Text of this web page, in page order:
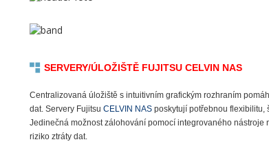
SERVERY/ÚLOŽIŠTĚ FUJITSU CELVIN NAS
Centralizovaná úložiště s intuitivním grafickým rozhraním
dat. Servery Fujitsu CELVIN NAS poskytují potřebnou flexibilitu,
Jedinečná možnost zálohování pomocí integrovaného nástroje
riziko ztráty dat.